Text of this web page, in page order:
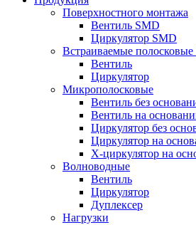
Поверхностного монтажа
Вентиль SMD
Циркулятор SMD
Встраиваемые
Вентиль
Циркулятор
Микрополосковые
Вентиль без
Вентиль на
Циркулятор без
Циркулятор на
Х-циркулятор на
Волноводные
Вентиль
Циркулятор
Дуплексер
Нагрузки